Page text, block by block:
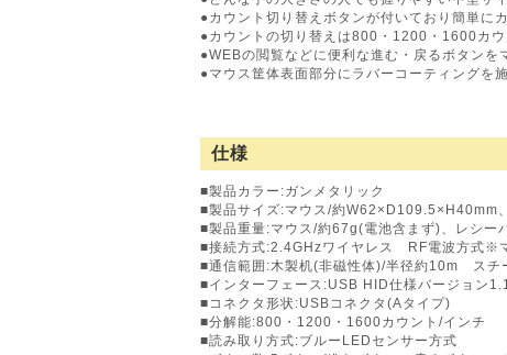
●カウント切り替えボタンが付いており簡単に
●カウントの切り替えは800・1200・1600カ
●WEBの閲覧などに便利な進む・戻るボタンを
●マウス筐体表面部分にラバーコーティングを
仕様
■製品カラー:ガンメタリック
■製品サイズ:マウス/約W62×D109.5×H40mm
■製品重量:マウス/約67g(電池含まず)、レシー
■接続方式:2.4GHzワイヤレス RF電波方式※
■通信範囲:木製机(非磁性体)/半径約10m スチ
■インターフェース:USB HID仕様バージョン
■コネクタ形状:USBコネクタ(Aタイプ)
■分解能:800・1200・1600カウント/インチ
■読み取り方式:ブルーLEDセンサー方式